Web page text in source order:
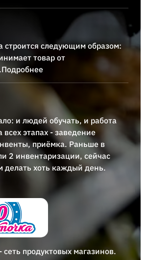
строится следующим образом:
товар от
и людей обучать, и работа
всех этапах - заведение
приёмка. Раньше в
2 инвентаризации, сейчас
делать хоть каждый день.
сеть продуктовых магазинов.